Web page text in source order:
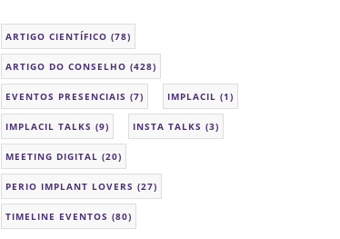
ARTIGO CIENTÍFICO (78)
ARTIGO DO CONSELHO (428)
EVENTOS PRESENCIAIS (7) IMPLACIL (1)
IMPLACIL TALKS (9) INSTA TALKS (3)
MEETING DIGITAL (20)
PERIO IMPLANT LOVERS (27)
TIMELINE EVENTOS (80)